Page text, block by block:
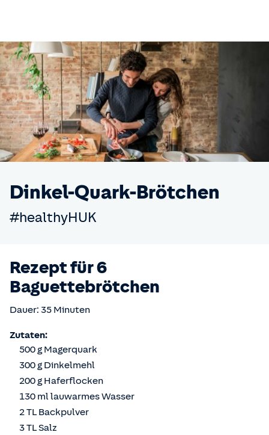
Dinkel-Quark-Brötchen
#healthyHUK
Rezept für 6
Baguettebrötchen
Dauer: 35 Minuten
Zutaten:
500 g Magerquark
300 g Dinkelmehl
200 g Haferflocken
130 ml lauwarmes Wasser
2 TL Backpulver
3 TL Salz